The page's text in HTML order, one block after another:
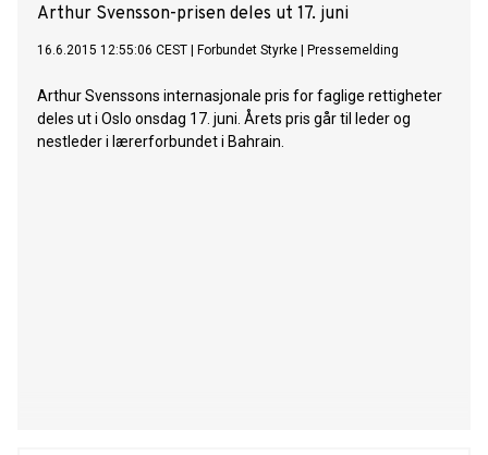
Arthur Svensson-prisen deles ut 17. juni
16.6.2015 12:55:06 CEST Forbundet Styrke Pressemelding
Arthur Svenssons internasjonale pris for faglige rettigheter
deles ut i Oslo onsdag 17. juni. Årets pris går til leder og
nestleder i lærerforbundet i Bahrain.